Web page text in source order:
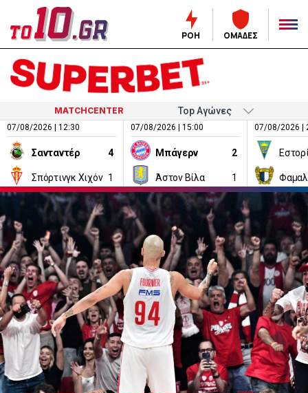
ΡΟΗ ΟΜΑΔΕΣ
MATCHCENTER
07/08/2026 | 12:30
Σανταντέρ 4
Σπόρτινγκ Χιχόν 1
07/08/2026 | 15:00
Μπάγερν 2
Άστον Βίλα 1
07/08/2026 |